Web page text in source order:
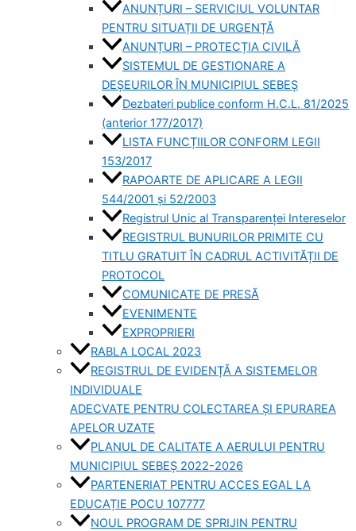
ANUNȚURI – SERVICIUL VOLUNTAR
PENTRU SITUAȚII DE URGENȚĂ
ANUNȚURI – PROTECȚIA CIVILĂ
SISTEMUL DE GESTIONARE A
DEȘEURILOR ÎN MUNICIPIUL SEBEȘ
Dezbateri publice conform H.C.L. 81/2025
(anterior 177/2017)
LISTA FUNCȚIILOR CONFORM LEGII
153/2017
RAPOARTE DE APLICARE A LEGII
544/2001 și 52/2003
Registrul Unic al Transparenței Intereselor
REGISTRUL BUNURILOR PRIMITE CU
TITLU GRATUIT ÎN CADRUL ACTIVITĂȚII DE
PROTOCOL
COMUNICATE DE PRESĂ
EVENIMENTE
EXPROPRIERI
RABLA LOCAL 2023
REGISTRUL DE EVIDENȚĂ A SISTEMELOR
INDIVIDUALE
ADECVATE PENTRU COLECTAREA ȘI EPURAREA
APELOR UZATE
PLANUL DE CALITATE A AERULUI PENTRU
MUNICIPIUL SEBEȘ 2022-2026
PARTENERIAT PENTRU ACCES EGAL LA
EDUCAȚIE POCU 107777
NOUL PROGRAM DE SPRIJIN PENTRU